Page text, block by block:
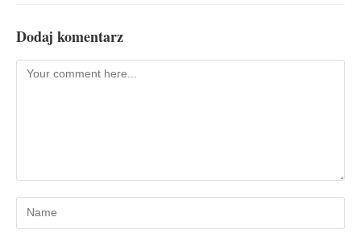
Dodaj komentarz